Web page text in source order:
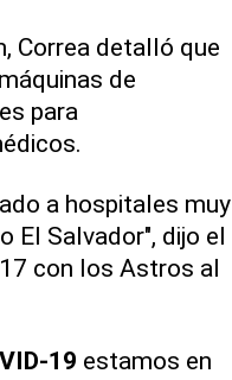
Correa detalló que
de
para
a hospitales muy
El Salvador", dijo el
con los Astros al
19 estamos en